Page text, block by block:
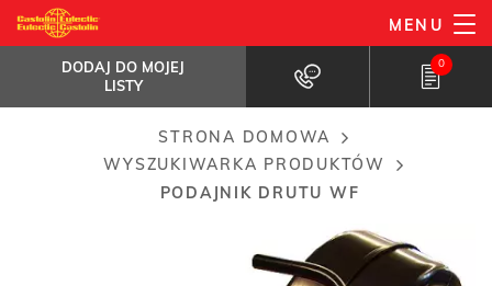
Przejdź
do
MENU
DODAJ DO MOJEJ
LISTY
0
Podajnik drutu WF
DODAJ DO MOJEJ LISTY
Breadcrumb
STRONA DOMOWA
WYSZUKIWARKA PRODUKTÓW
PODAJNIK DRUTU WF